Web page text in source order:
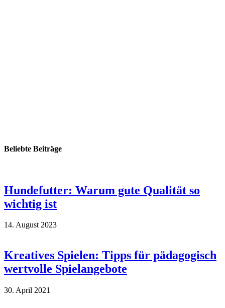
Beliebte Beiträge
Hundefutter: Warum gute Qualität so
wichtig ist
14. August 2023
Kreatives Spielen: Tipps für pädagogisch
wertvolle Spielangebote
30. April 2021